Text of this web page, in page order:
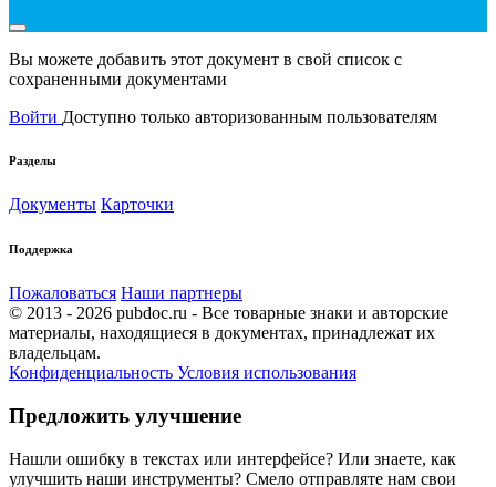
Вы можете добавить этот документ в свой список с
сохраненными документами
Войти Доступно только авторизованным пользователям
Разделы
Документы Карточки
Поддержка
Пожаловаться Наши партнеры
© 2013 - 2026 pubdoc.ru - Все товарные знаки и авторские
материалы, находящиеся в документах, принадлежат их
владельцам.
Конфиденциальность Условия использования
Предложить улучшение
Нашли ошибку в текстах или интерфейсе? Или знаете, как
улучшить наши инструменты? Смело отправляте нам свои